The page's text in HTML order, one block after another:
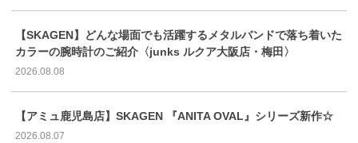
【SKAGEN】どんな場面でも活躍するメタルバンドで落ち着いた
カラーの腕時計のご紹介〈junks ルクア大阪店・梅田〉
2026.08.08
【アミュ鹿児島店】SKAGEN 『ANITA OVAL』シリーズ新作☆
2026.08.07